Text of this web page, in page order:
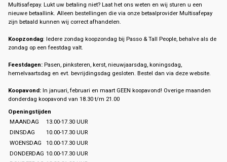
Multisafepay. Lukt uw betaling niet? Laat het ons weten en wij sturen u een
nieuwe betaallink. Alleen bestellingen die via onze betaalprovider Multisafepay
zijn betaald kunnen wij correct afhandelen.
Koopzondag: Iedere zondag koopzondag bij Passo & Tall People, behalve als de
zondag op een feestdag valt.
Feestdagen: Pasen, pinksteren, kerst, nieuwjaarsdag, koningsdag,
hemelvaartsdag en evt. bevrijdingsdag gesloten. Bestel dan via deze website.
Koopavond: In januari, februari en maart GEEN koopavond! Overige maanden
donderdag koopavond van 18.30 t/m 21.00
Openingstijden
MAANDAG
13.00-17.30 UUR
DINSDAG
10.00-17.30 UUR
WOENSDAG
10.00-17.30 UUR
DONDERDAG 10.00-17.30 UUR